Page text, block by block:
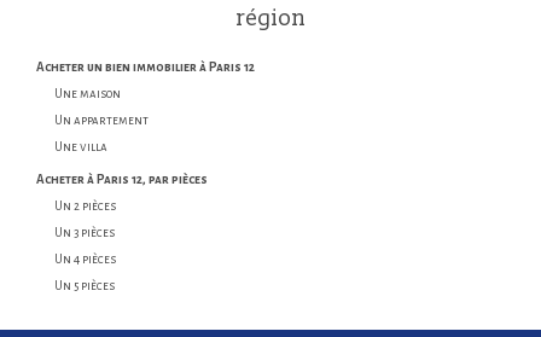
région
acheter un bien immobilier à Paris 12
Une maison
Un appartement
Une villa
acheter à Paris 12, par pièces
Un 2 pièces
Un 3 pièces
Un 4 pièces
Un 5 pièces